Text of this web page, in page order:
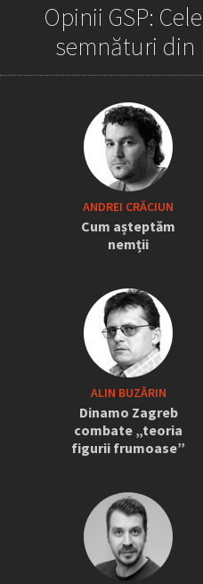
Opinii GSP:
semnături din
ANDREI CRĂCIUN
Cum așteptăm
nemții
ALIN BUZĂRIN
Dinamo Zagreb
combate „teoria
figurii frumoase”